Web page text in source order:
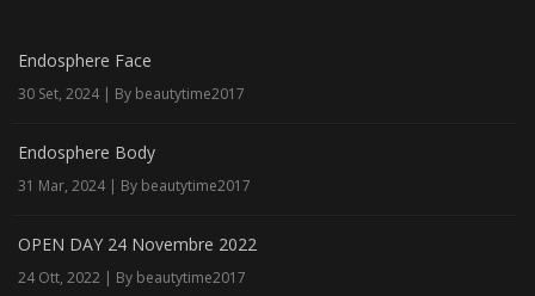
Endosphere Face
30 Set, 2024 | By beautytime2017
Endosphere Body
31 Mar, 2024 | By beautytime2017
OPEN DAY 24 Novembre 2022
24 Ott, 2022 | By beautytime2017